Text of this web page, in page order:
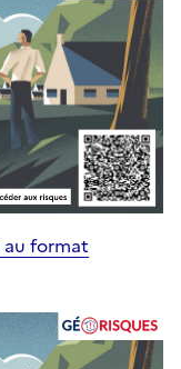
au format